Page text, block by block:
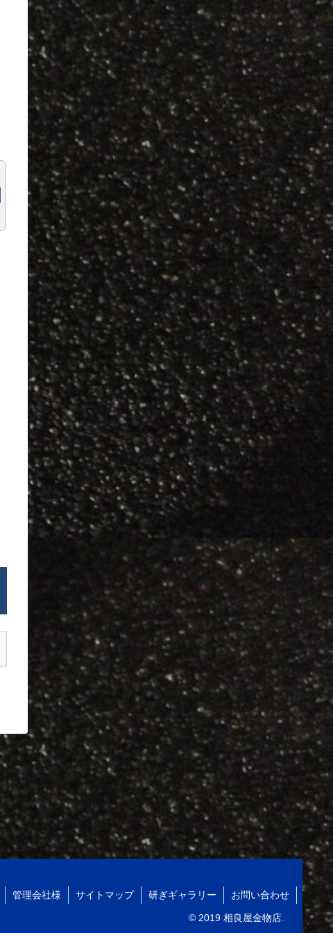
管理会社様 サイトマップ 研ぎギャラリー お問い合わせ
© 2019 相良屋金物店.